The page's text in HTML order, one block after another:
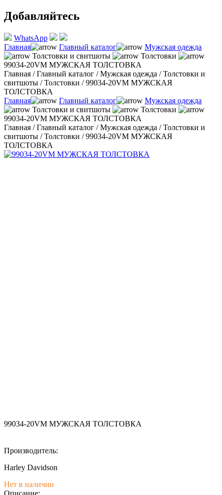
Добавляйтесь
WhatsApp
Главная
Главный каталог
Мужская одежда
Толстовки и свитшоты
Толстовки
99034-20VM МУЖСКАЯ ТОЛСТОВКА
Главная /Главный каталог /Мужская одежда /Толстовки и
свитшоты /Толстовки /99034-20VM МУЖСКАЯ
ТОЛСТОВКА
Главная
Главный каталог
Мужская одежда
Толстовки и свитшоты
Толстовки
99034-20VM МУЖСКАЯ ТОЛСТОВКА
Главная /Главный каталог /Мужская одежда /Толстовки и
свитшоты /Толстовки /99034-20VM МУЖСКАЯ
ТОЛСТОВКА
99034-20VM МУЖСКАЯ ТОЛСТОВКА
Производитель:
Harley Davidson
Нет в наличии